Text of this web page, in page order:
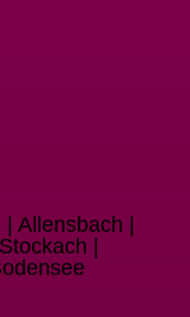
Allensbach |
|